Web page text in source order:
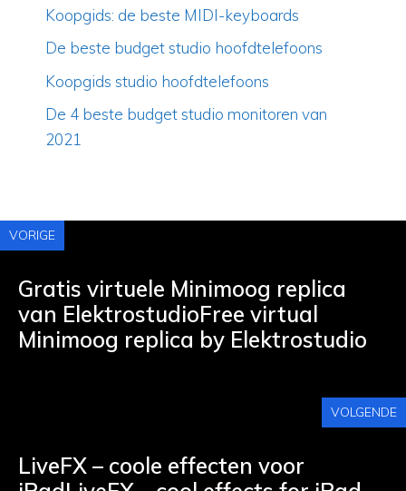
Koopgids: de beste MIDI-keyboards
De beste budget studio hoofdtelefoons
Koopgids studio hoofdtelefoons
De 4 beste budget studio monitoren van
2021
VORIGE
Gratis virtuele Minimoog replica
van ElektrostudioFree virtual
Minimoog replica by Elektrostudio
VOLGENDE
LiveFX – coole effecten voor